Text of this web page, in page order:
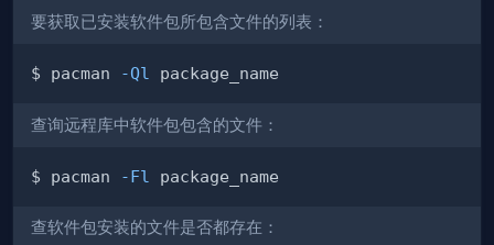
要获取已安装软件包所包含文件的列表：
$ pacman -Ql
查询远程库中软件包包含的文件：
$ pacman -Fl
查软件包安装的文件是否都存在：